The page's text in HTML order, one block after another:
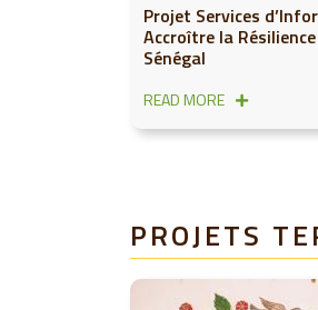
Projet Services
Accroître la
Sénégal
READ MORE
PROJETS